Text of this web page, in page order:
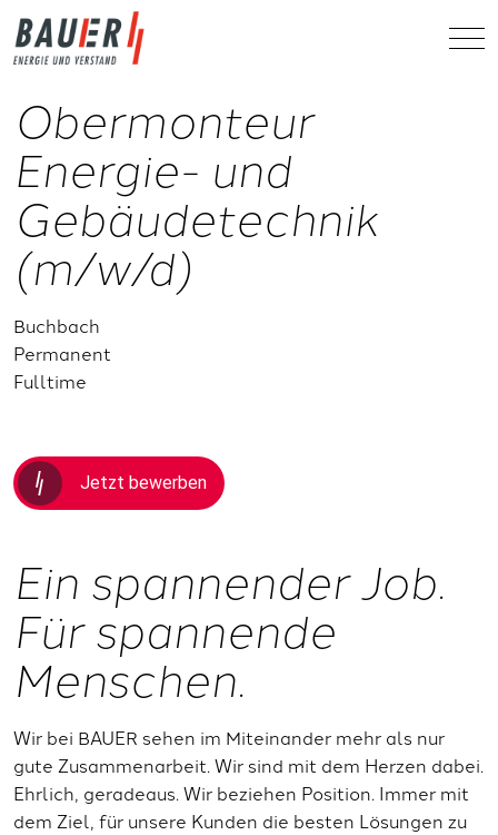
Obermonteur
Energie- und
Gebäudetechnik
(m/w/d)
Buchbach
Permanent
Fulltime
Jetzt bewerben
Ein spannender Job.
Für spannende
Menschen.
Wir bei BAUER sehen im Miteinander mehr als nur
gute Zusammenarbeit. Wir sind mit dem Herzen dabei.
Ehrlich, geradeaus. Wir beziehen Position. Immer mit
dem Ziel, für unsere Kunden die besten Lösungen zu